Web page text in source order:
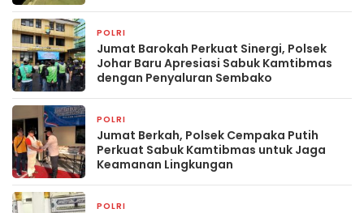
POLRI
Jumat Barokah Perkuat Sinergi, Polsek
Johar Baru Apresiasi Sabuk Kamtibmas
dengan Penyaluran Sembako
POLRI
Jumat Berkah, Polsek Cempaka Putih
Perkuat Sabuk Kamtibmas untuk Jaga
Keamanan Lingkungan
POLRI